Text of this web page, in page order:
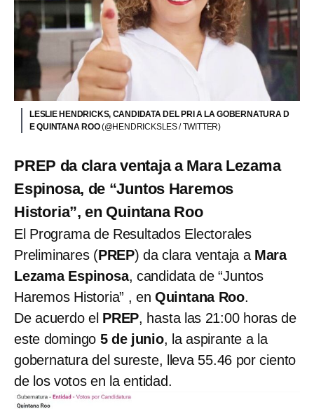
LESLIE HENDRICKS, CANDIDATA DEL PRI A LA GOBERNATURA D
E QUINTANA ROO(@HENDRICKSLES / TWITTER)
PREP da clara ventaja a Mara Lezama
Espinosa, de “Juntos Haremos
Historia”, en Quintana Roo
El Programa de Resultados Electorales
Preliminares (PREP) da clara ventaja a Mara
Lezama Espinosa, candidata de “Juntos
Haremos Historia” , en Quintana Roo.
De acuerdo el PREP, hasta las 21:00 horas de
este domingo 5 de junio, la aspirante a la
gobernatura del sureste, lleva 55.46 por ciento
de los votos en la entidad.